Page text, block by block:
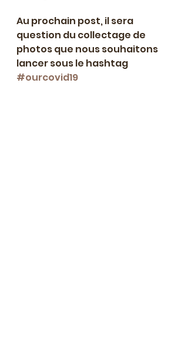
Au prochain post, il sera
question du collectage de
photos que nous souhaitons
lancer sous le hashtag
#ourcovid19